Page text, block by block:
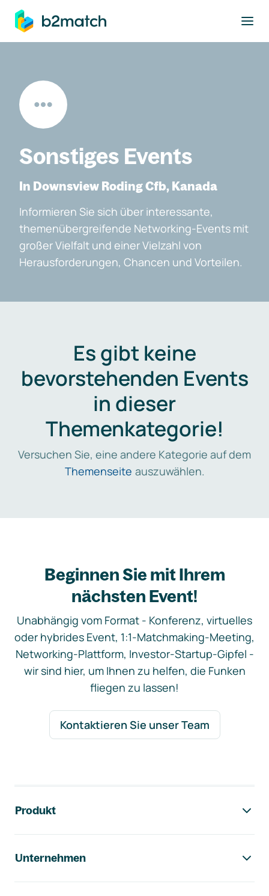
springen
Sonstiges Events
In Downsview Roding Cfb, Kanada
Informieren Sie sich über interessante,
themenübergreifende Networking-Events mit
großer Vielfalt und einer Vielzahl von
Herausforderungen, Chancen und Vorteilen.
Es gibt keine
bevorstehenden Events
in dieser
Themenkategorie!
Versuchen Sie, eine andere Kategorie auf dem
Themenseite auszuwählen.
Beginnen Sie mit Ihrem
nächsten Event!
Unabhängig vom Format - Konferenz, virtuelles
oder hybrides Event, 1:1-Matchmaking-Meeting,
Networking-Plattform, Investor-Startup-Gipfel -
wir sind hier, um Ihnen zu helfen, die Funken
fliegen zu lassen!
Kontaktieren Sie unser Team
Produkt
Unternehmen